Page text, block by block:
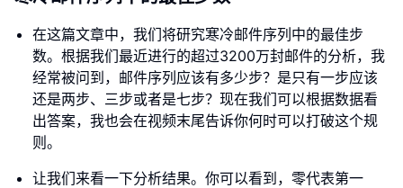
在这篇文章中，我们将研究寒冷邮件序列中的最佳步
数。根据我们最近进行的超过3200万封邮件的分析，我
经常被问到，邮件序列应该有多少步？是只有一步应该
还是两步、三步或者是七步？现在我们可以根据数据看
出答案，我也会在视频末尾告诉你何时可以打破这个规
则。
让我们来看一下分析结果。你可以看到，零代表第一